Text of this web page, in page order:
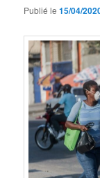
Publié le15/04/